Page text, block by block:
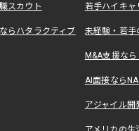
スカウト 若手ハイキ
らハタラクティブ 未経験・若手
M&A支援な
AI面接なら
アジャイル